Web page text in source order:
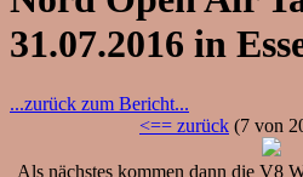
31.07.2016 in
...zurück zum Bericht...
<== zurück (7 von
Als nächstes kommen dann die V8